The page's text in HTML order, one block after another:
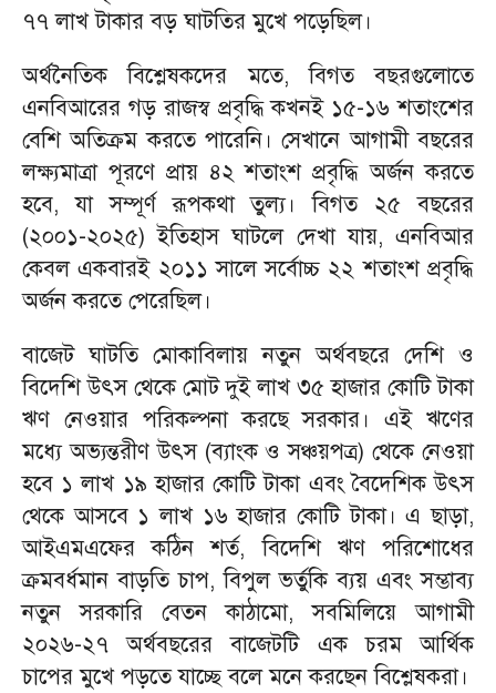
৭৭ লাখ টাকার বড় ঘাটতির মুখে পড়েছিল।
অর্থনৈতিক বিশ্লেষকদের মতে, বিগত বছরগুলোতে
এনবিআরের গড় রাজস্ব প্রবৃদ্ধি কখনই ১৫-১৬ শতাংশের
বেশি অতিক্রম করতে পারেনি। সেখানে আগামী বছরের
লক্ষ্যমাত্রা পূরণে প্রায় ৪২ শতাংশ প্রবৃদ্ধি অর্জন করতে
হবে, যা সম্পূর্ণ রূপকথা তুল্য। বিগত ২৫ বছরের
(২০০১-২০২৫) ইতিহাস ঘাটলে দেখা যায়, এনবিআর
কেবল একবারই ২০১১ সালে সর্বোচ্চ ২২ শতাংশ প্রবৃদ্ধি
অর্জন করতে পেরেছিল।
বাজেট ঘাটতি মোকাবিলায় নতুন অর্থবছরে দেশি ও
বিদেশি উৎস থেকে মোট দুই লাখ ৩৫ হাজার কোটি টাকা
ঋণ নেওয়ার পরিকল্পনা করছে সরকার। এই ঋণের
মধ্যে অভ্যন্তরীণ উৎস (ব্যাংক ও সঞ্চয়পত্র) থেকে নেওয়া
হবে ১ লাখ ১৯ হাজার কোটি টাকা এবং বৈদেশিক উৎস
থেকে আসবে ১ লাখ ১৬ হাজার কোটি টাকা। এ ছাড়া,
আইএমএফের কঠিন শর্ত, বিদেশি ঋণ পরিশোধের
ক্রমবর্ধমান বাড়তি চাপ, বিপুল ভর্তুকি ব্যয় এবং সম্ভাব্য
নতুন সরকারি বেতন কাঠামো, সবমিলিয়ে আগামী
২০২৬-২৭ অর্থবছরের বাজেটটি এক চরম আর্থিক
চাপের মুখে পড়তে যাচ্ছে বলে মনে করছেন বিশ্লেষকরা।